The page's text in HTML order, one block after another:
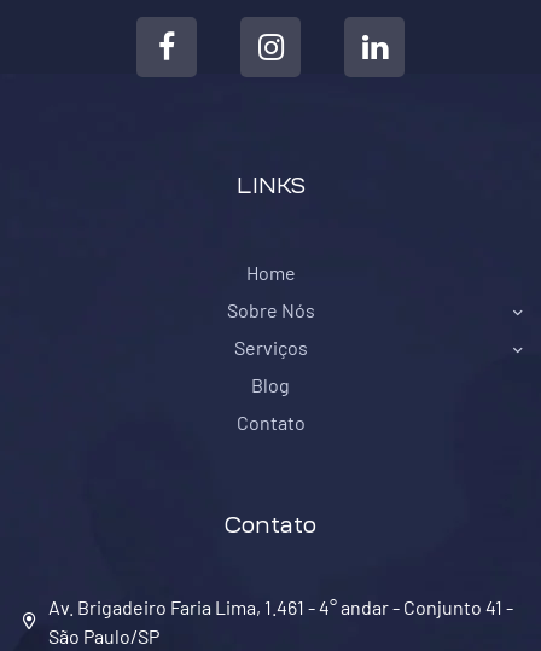
LINKS
Home
Sobre Nós
Serviços
Blog
Contato
Contato
Av. Brigadeiro Faria Lima, 1.461 - 4° andar - Conjunto 41 -
São Paulo/SP